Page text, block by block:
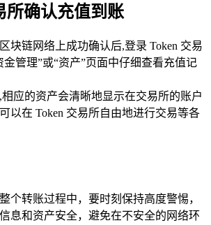
所确认充值到账
块链网络上成功确认后,登录 Token 交易
金管理”或“资产”页面中仔细查看充值记
应的资产会清晰地显示在交易所的账户
以在 Token 交易所自由地进行交易等各
个转账过程中，要时刻保持高度警惕，
息和资产安全，避免在不安全的网络环